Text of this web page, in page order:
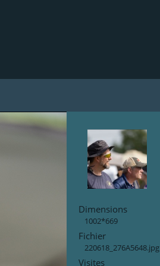
Dimensions
1002*669
Fichier
220618_276A5648.jpg
Visites